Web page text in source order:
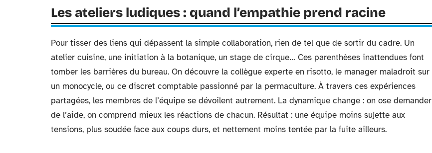
Les ateliers ludiques : quand l’empathie prend racine
Pour tisser des liens qui dépassent la simple collaboration, rien de tel que de sortir du cadre. Un
atelier cuisine, une initiation à la botanique, un stage de cirque… Ces parenthèses inattendues font
tomber les barrières du bureau. On découvre la collègue experte en risotto, le manager maladroit sur
un monocycle, ou ce discret comptable passionné par la permaculture. À travers ces expériences
partagées, les membres de l’équipe se dévoilent autrement. La dynamique change : on ose demander
de l’aide, on comprend mieux les réactions de chacun. Résultat : une équipe moins sujette aux
tensions, plus soudée face aux coups durs, et nettement moins tentée par la fuite ailleurs.